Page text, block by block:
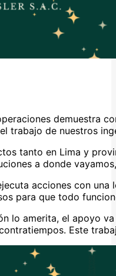
demuestra
trabajo de nuestros
tanto en Lima y
a donde
acciones con
para que todo
lo amerita, el apoyo
Este